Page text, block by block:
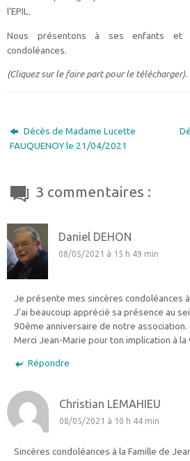
l’EPIL.
Nous présentons à ses enfants et
condoléances.
(Cliquez sur le faire part pour le télécharger).
Décès de Madame Lucette
FAUQUENOY le 21/04/2021
3 commentaires :
Daniel DEHON
08/05/2021 à 15 h 49 min
Je présente mes sincères condoléances
J’ai beaucoup apprécié sa présence au
90ème anniversaire de notre association.
Merci Jean-Marie pour ton implication à la
Répondre
Christian LEMAHIEU
08/05/2021 à 10 h 44 min
Sincères condoléances à la Famille de